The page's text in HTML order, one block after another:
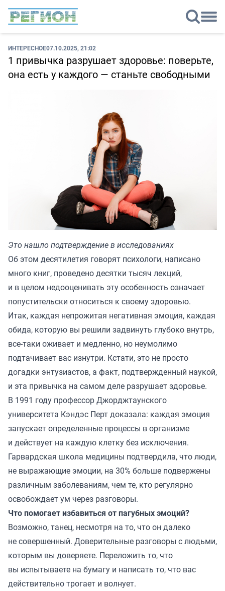
ИНТЕРЕСНОЕ07.10.2025, 21:02
1 привычка разрушает здоровье: поверьте,
она есть у каждого — станьте свободными
Это нашло подтверждение в исследованиях
Об этом десятилетия говорят психологи, написано
много книг, проведено десятки тысяч лекций,
и в целом недооценивать эту особенность означает
попустительски относиться к своему здоровью.
Итак, каждая непрожитая негативная эмоция, каждая
обида, которую вы решили задвинуть глубоко внутрь,
все-таки оживает и медленно, но неумолимо
подтачивает вас изнутри. Кстати, это не просто
догадки энтузиастов, а факт, подтвержденный наукой,
и эта привычка на самом деле разрушает здоровье.
В 1991 году профессор Джорджтаунского
университета Кэндэс Перт доказала: каждая эмоция
запускает определенные процессы в организме
и действует на каждую клетку без исключения.
Гарвардская школа медицины подтвердила, что люди,
не выражающие эмоции, на 30% больше подвержены
различным заболеваниям, чем те, кто регулярно
освобождает ум через разговоры.
Что помогает избавиться от пагубных эмоций?
Возможно, танец, несмотря на то, что он далеко
не совершенный. Доверительные разговоры с людьми,
которым вы доверяете. Переложить то, что
вы испытываете на бумагу и написать то, что вас
действительно трогает и волнует.